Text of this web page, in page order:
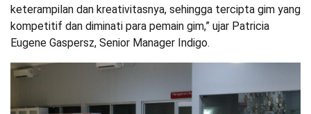
keterampilan dan kreativitasnya, sehingga tercipta gim yang
kompetitif dan diminati para pemain gim,” ujar Patricia
Eugene Gaspersz, Senior Manager Indigo.